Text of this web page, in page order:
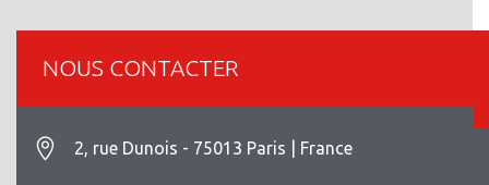
NOUS CONTACTER
2, rue Dunois - 75013 Paris | France